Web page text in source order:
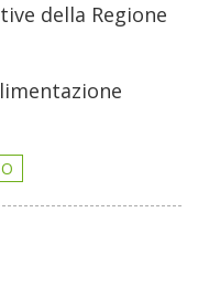
della Regione